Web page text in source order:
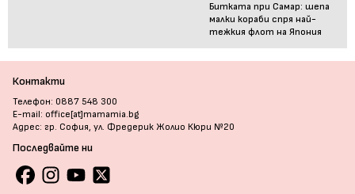
Битката при Самар: шепа
малки кораби спря най-
тежкия флот на Япония
Контакти
Телефон: 0887 548 300
E-mail: office[at]mamamia.bg
Адрес: гр. София, ул. Фредерик Жолио Кюри №20
Последвайте ни